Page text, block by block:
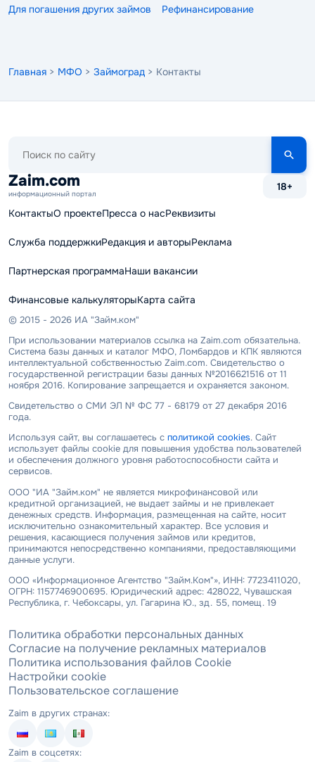
Для погашения других займов Рефинансирование
Главная > МФО > Займоград > Контакты
сайту
Zaim.com
информационный портал
18+
КонтактыО проектеПресса о насРеквизиты
Служба поддержкиРедакция и авторыРеклама
Партнерская программаНаши вакансии
Финансовые калькуляторыКарта сайта
© 2015 - 2026 ИА "Займ.ком"
При использовании материалов ссылка на Zaim.com обязательна.
Система базы данных и каталог МФО, Ломбардов и КПК являются
интеллектуальной собственностью Zaim.com. Свидетельство о
государственной регистрации базы данных №2016621516 от 11
ноября 2016. Копирование запрещается и охраняется законом.
Свидетельство о СМИ ЭЛ № ФС 77 - 68179 от 27 декабря 2016
года.
Используя сайт, вы соглашаетесь с политикой cookies. Сайт
использует файлы cookie для повышения удобства пользователей
и обеспечения должного уровня работоспособности сайта и
сервисов.
ООО "ИА "Займ.ком" не является микрофинансовой или
кредитной организацией, не выдает займы и не привлекает
денежных средств. Информация, размещенная на сайте, носит
исключительно ознакомительный характер. Все условия и
решения, касающиеся получения займов или кредитов,
принимаются непосредственно компаниями, предоставляющими
данные услуги.
ООО «Информационное Агентство "Займ.Ком"», ИНН: 7723411020,
ОГРН: 1157746900695. Юридический адрес: 428022, Чувашская
Республика, г. Чебоксары, ул. Гагарина Ю., зд. 55, помещ. 19
Политика обработки персональных данных
Согласие на получение рекламных материалов
Политика использования файлов Cookie
Настройки cookie
Пользовательское соглашение
Zaim в других странах:
Zaim в соцсетях: